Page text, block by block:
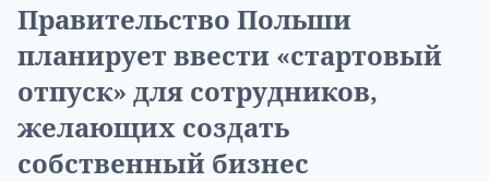
Правительство Польши
планирует ввести «стартовый
отпуск» для сотрудников,
желающих создать
собственный бизнес